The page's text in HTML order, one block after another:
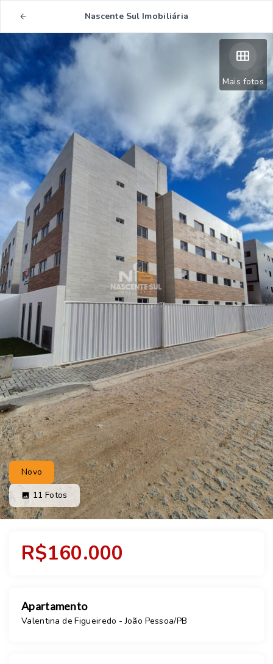
Nascente Sul Imobiliária
Mais fotos
Novo
11 Fotos
R$160.000
Apartamento
Valentina de Figueiredo - João Pessoa/PB